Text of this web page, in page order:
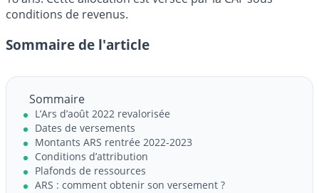
conditions de revenus.
Sommaire de l'article
Sommaire
L’Ars d’août 2022 revalorisée
Dates de versements
Montants ARS rentrée 2022-2023
Conditions d’attribution
Plafonds de ressources
ARS : comment obtenir son versement ?